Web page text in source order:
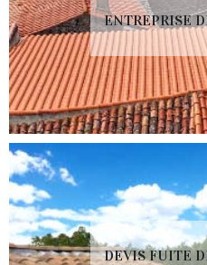
ENTREPRISE
DEVIS FUITE